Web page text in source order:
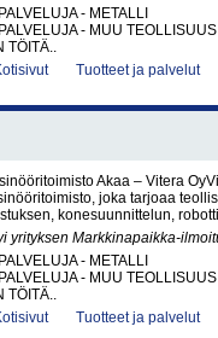
- METALLI
- MUU TEOLLISUUS
TÖITÄ..
Tuotteet ja palvelut
Akaa – Vitera
joka tarjoaa
konesuunnittelun,
yrityksen Markkinapaikka-
- METALLI
- MUU TEOLLISUUS
TÖITÄ..
Tuotteet ja palvelut